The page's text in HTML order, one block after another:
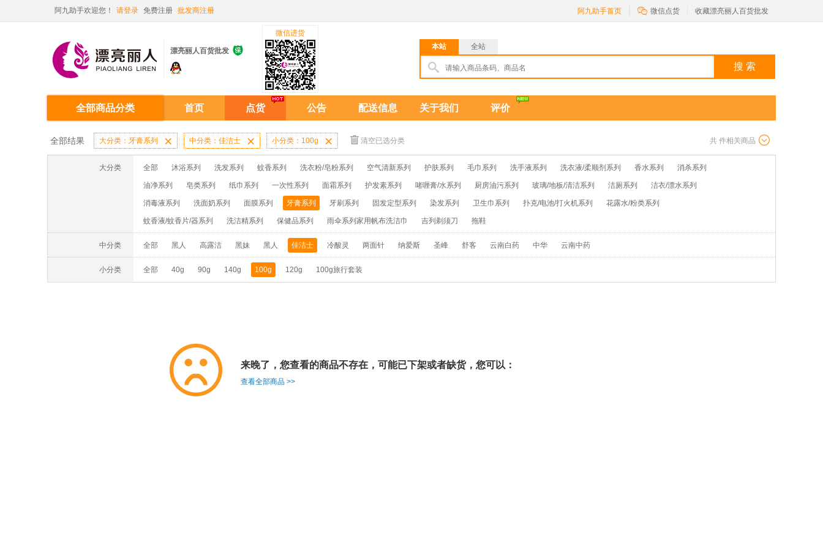
阿九助手欢迎您！ 请登录 免费注册 批发商注册 阿九助手首页  微信点货 收藏漂亮丽人百货批发
漂亮丽人百货批发 
微信进货
本站
全站
搜 索
全部商品分类 首页 点货 公告 配送信息 关于我们 评价
全部结果 大分类：牙膏系列  中分类：佳洁士  小分类：100g  清空已选分类 共 件相关商品
大分类 全部 沐浴系列 洗发系列 蚊香系列 洗衣粉/皂粉系列 空气清新系列 护肤系列 毛巾系列 洗手液系列 洗衣液/柔顺剂系列 香水系列 消杀系列
油净系列 皂类系列 纸巾系列 一次性系列 面霜系列 护发素系列 啫喱膏/水系列 厨房油污系列 玻璃/地板/清洁系列 洁厕系列 洁衣/漂水系列
消毒液系列 洗面奶系列 面膜系列 牙膏系列 牙刷系列 固发定型系列 染发系列 卫生巾系列 扑克/电池/打火机系列 花露水/粉类系列
蚊香液/蚊香片/器系列 洗洁精系列 保健品系列 雨伞系列家用帆布洗洁巾 吉列剃须刀 拖鞋
中分类 全部 黑人 高露洁 黑妹 黑人 佳洁士 冷酸灵 两面针 纳爱斯 圣峰 舒客 云南白药 中华 云南中药
小分类 全部 40g 90g 140g 100g 120g 100g旅行套装
来晚了，您查看的商品不存在，可能已下架或者缺货，您可以：
查看全部商品 >>